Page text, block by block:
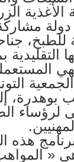
للطبخ،
التقليدية
بوهدرة،
لرؤساء
هذه
«